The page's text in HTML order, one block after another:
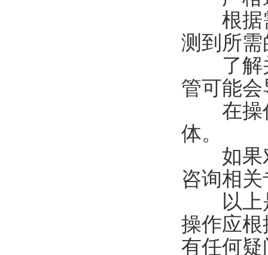
根据需
测到所
了解并
管可能
在操作
体。
如果对
咨询相
以上是
操作应
有任何